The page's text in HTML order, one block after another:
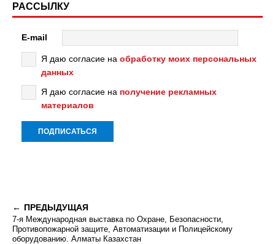
РАССЫЛКУ
E-mail
Я даю согласие на обработку моих персональных
данных
Я даю согласие на получение рекламных
материалов
ПРЕДЫДУЩАЯ
7-я Международная выставка по Охране, Безопасности,
Противопожарной защите, Автоматизации и Полицейскому
оборудованию. Алматы Казахстан